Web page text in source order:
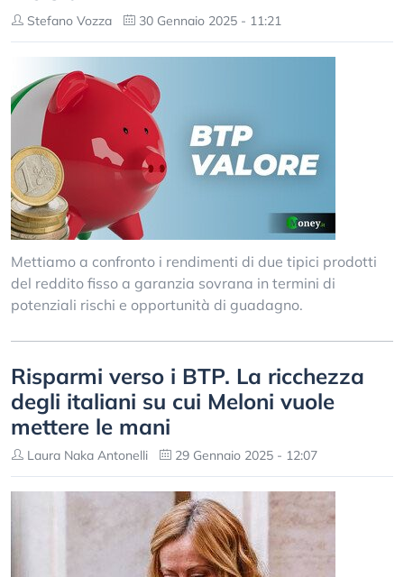
Stefano Vozza 30 Gennaio 2025 - 11:21
Mettiamo a confronto i rendimenti di due tipici prodotti
del reddito fisso a garanzia sovrana in termini di
potenziali rischi e opportunità di guadagno.
Risparmi verso i BTP. La ricchezza
degli italiani su cui Meloni vuole
mettere le mani
Laura Naka Antonelli 29 Gennaio 2025 - 12:07